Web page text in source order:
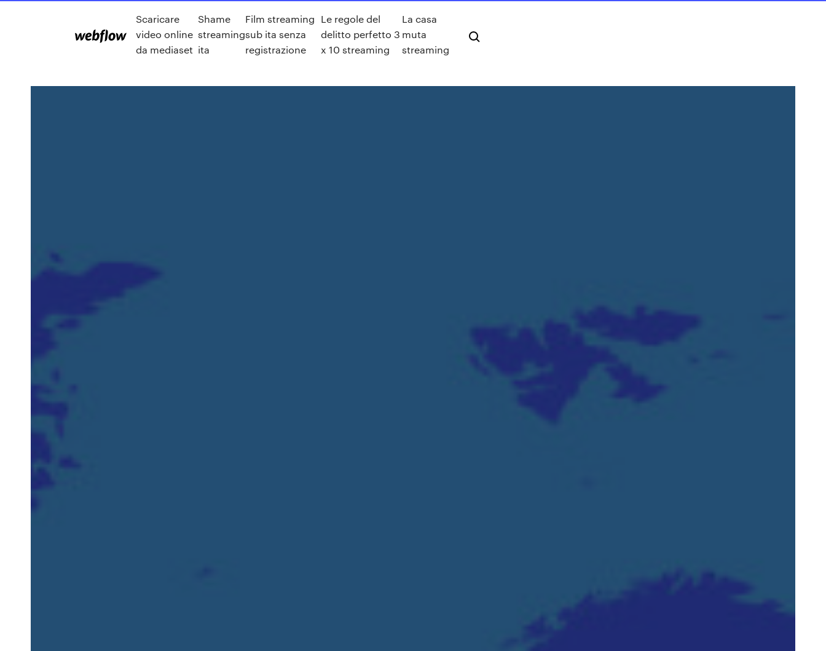
Scaricare
video online
da mediaset
Shame
streaming
ita
Film streaming
sub ita senza
registrazione
Le regole del
delitto perfetto 3
x 10 streaming
La casa
muta
streaming